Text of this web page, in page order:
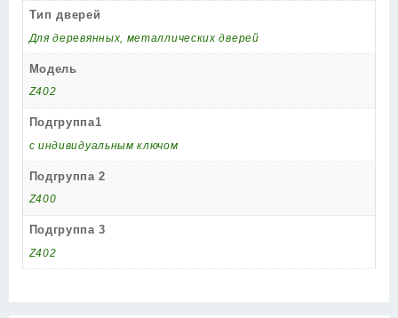
Тип дверей
Для деревянных, металлических дверей
Модель
Z402
Подгруппа1
с индивидуальным ключом
Подгруппа 2
Z400
Подгруппа 3
Z402